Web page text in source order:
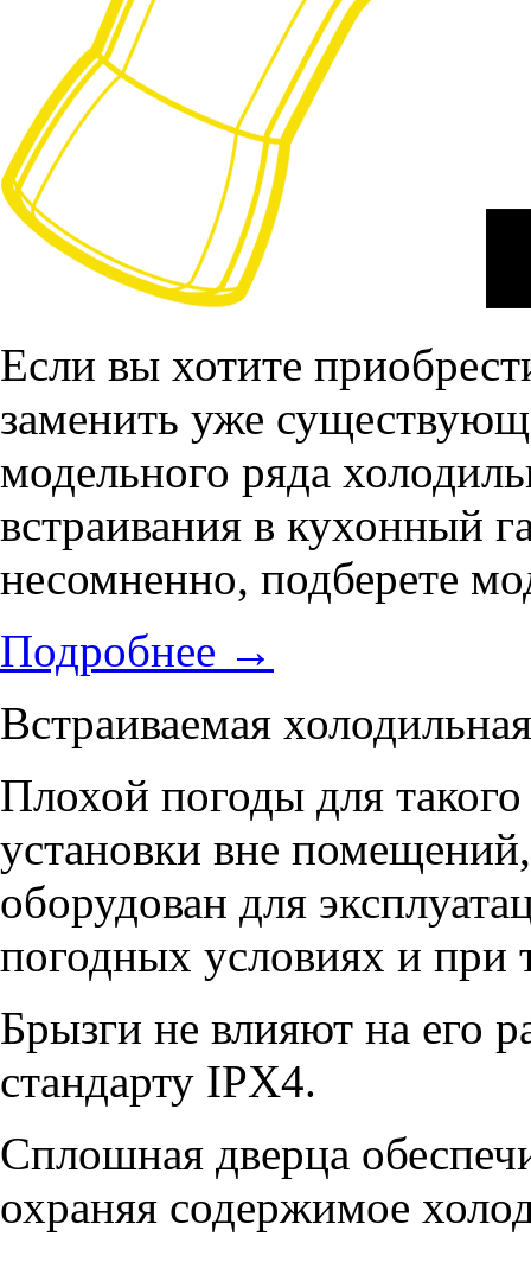
Если вы хотите
заменить уже
модельного ряда
встраивания в кухонный
несомненно, подберете
Подробнее →
Встраиваемая
Плохой погоды для
установки вне
оборудован для
погодных условиях и при
Брызги не влияют на его
стандарту IPX4.
Сплошная дверца
охраняя содержимое